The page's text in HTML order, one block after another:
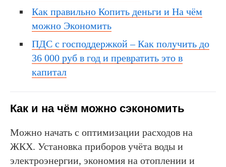
Как правильно Копить деньги и На чём
можно Экономить
ПДС с господдержкой – Как получить до
36 000 руб в год и превратить это в
капитал
Как и на чём можно сэкономить
Можно начать с оптимизации расходов на
ЖКХ. Установка приборов учёта воды и
электроэнергии, экономия на отоплении и